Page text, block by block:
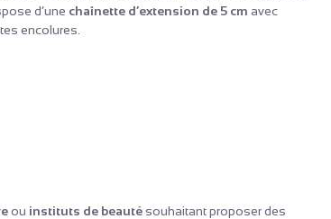
d’une chaînette d’extension de 5 cm avec
encolures.
ou instituts de beautésouhaitant proposer des